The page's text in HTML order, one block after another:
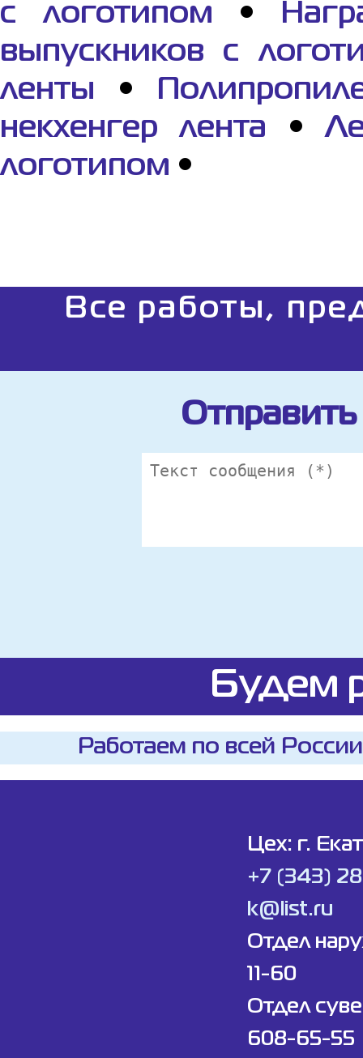
с логотипом •
выпускников с
ленты •
некхенгер лента •
логотипом •
Все работы,
Отправить
Будем
Работаем по всей
Цех: г.
+7 (343)
k@list.ru
Отдел
11-60
Отдел
608-65-55